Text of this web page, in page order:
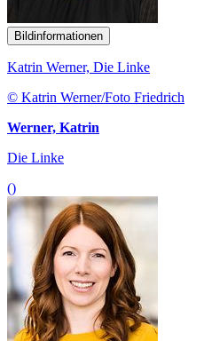
Bildinformationen
Katrin Werner, Die Linke
© Katrin Werner/Foto Friedrich
Werner, Katrin
Die Linke
()